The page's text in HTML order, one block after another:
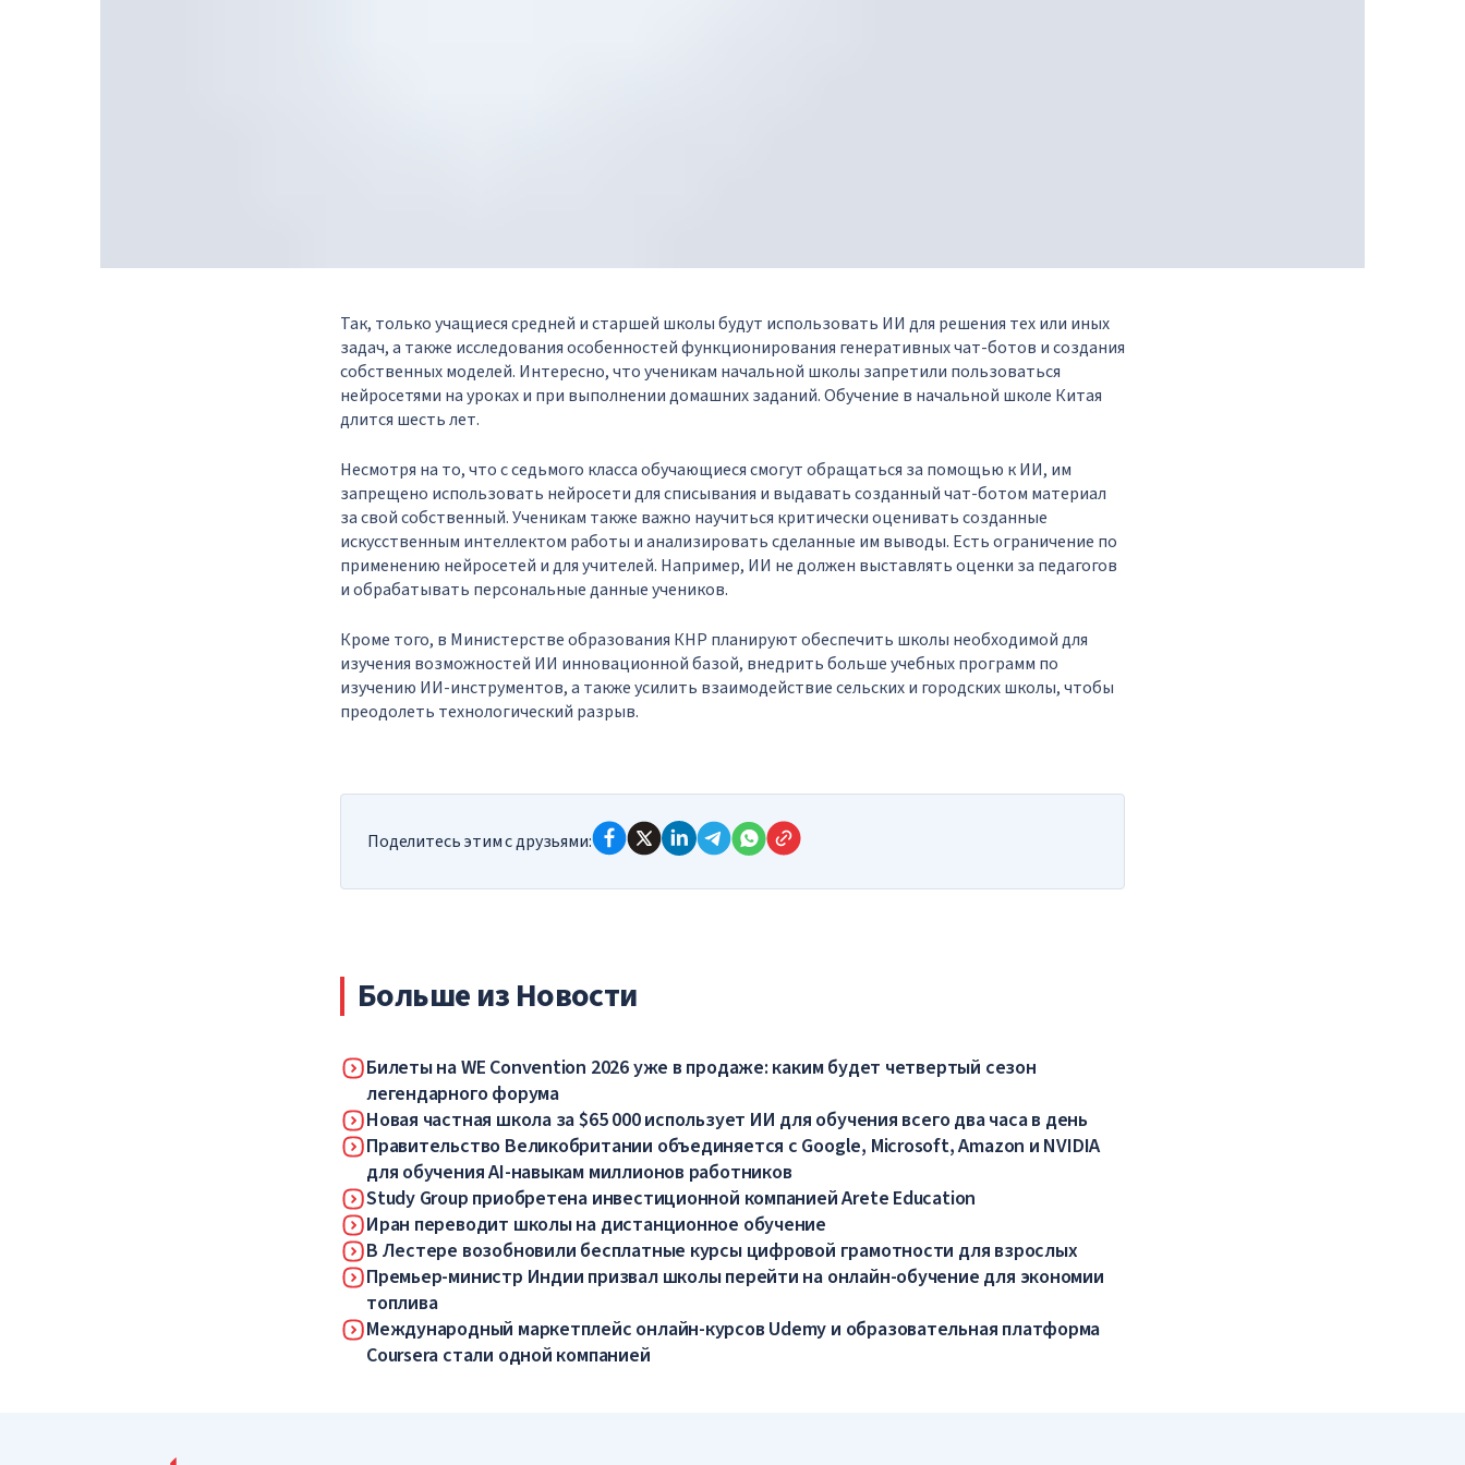
Так, только учащиеся средней и старшей школы будут использовать ИИ для решения тех или иных
задач, а также исследования особенностей функционирования генеративных чат-ботов и создания
собственных моделей. Интересно, что ученикам начальной школы запретили пользоваться
нейросетями на уроках и при выполнении домашних заданий. Обучение в начальной школе Китая
длится шесть лет.
Несмотря на то, что с седьмого класса обучающиеся смогут обращаться за помощью к ИИ, им
запрещено использовать нейросети для списывания и выдавать созданный чат-ботом материал
за свой собственный. Ученикам также важно научиться критически оценивать созданные
искусственным интеллектом работы и анализировать сделанные им выводы. Есть ограничение по
применению нейросетей и для учителей. Например, ИИ не должен выставлять оценки за педагогов
и обрабатывать персональные данные учеников.
Кроме того, в Министерстве образования КНР планируют обеспечить школы необходимой для
изучения возможностей ИИ инновационной базой, внедрить больше учебных программ по
изучению ИИ-инструментов, а также усилить взаимодействие сельских и городских школы, чтобы
преодолеть технологический разрыв.
Поделитесь этим с друзьями:
Больше из Новости
Билеты на WE Convention 2026 уже в продаже: каким будет четвертый сезон
легендарного форума
Новая частная школа за $65 000 использует ИИ для обучения всего два часа в день
Правительство Великобритании объединяется с Google, Microsoft, Amazon и NVIDIA
для обучения AI-навыкам миллионов работников
Study Group приобретена инвестиционной компанией Arete Education
Иран переводит школы на дистанционное обучение
В Лестере возобновили бесплатные курсы цифровой грамотности для взрослых
Премьер-министр Индии призвал школы перейти на онлайн-обучение для экономии
топлива
Международный маркетплейс онлайн-курсов Udemy и образовательная платформа
Coursera стали одной компанией